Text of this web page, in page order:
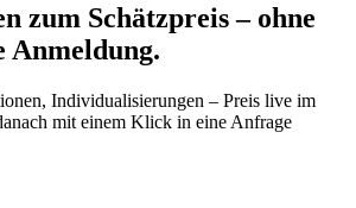
zum Schätzpreis – ohne
Anmeldung.
Individualisierungen – Preis live im
mit einem Klick in eine Anfrage